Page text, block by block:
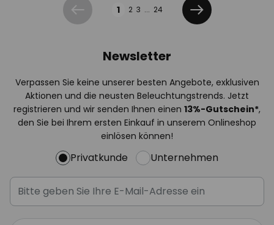
Zurück 1 2 3 ... 24
Weiter
Newsletter
Verpassen Sie keine unserer besten Angebote, exklusiven
Aktionen und die neusten Beleuchtungstrends. Jetzt
registrieren und wir senden Ihnen einen 13%-Gutschein*,
den Sie bei Ihrem ersten Einkauf in unserem Onlineshop
einlösen können!
Privatkunde Unternehmen